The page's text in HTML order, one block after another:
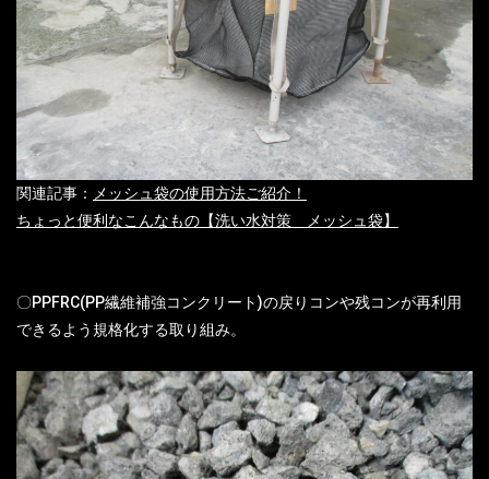
関連記事： メッシュ袋の使用方法ご紹介！
ちょっと便利なこんなもの【洗い水対策 メッシュ袋】
〇PPFRC(PP繊維補強コンクリート)の戻りコンや残コンが再利用
できるよう規格化する取り組み。